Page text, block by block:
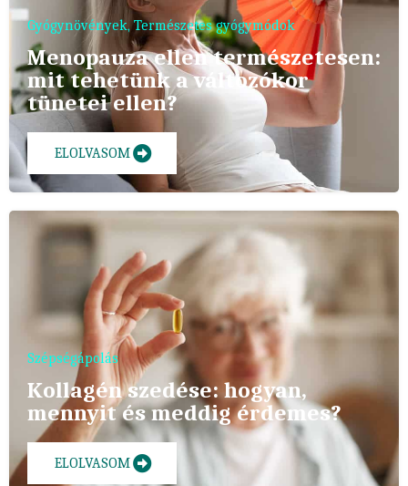
Gyógynövények,Természetes gyógymódok
Menopauza ellen természetesen:
mit tehetünk a változókor
tünetei ellen?
ELOLVASOM
Szépségápolás
Kollagén szedése: hogyan,
mennyit és meddig érdemes?
ELOLVASOM